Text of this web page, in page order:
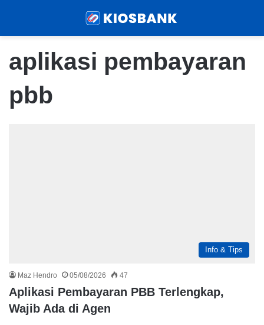
aplikasi pembayaran
pbb
Info & Tips
Maz Hendro 05/08/2026 47
Aplikasi Pembayaran PBB Terlengkap,
Wajib Ada di Agen